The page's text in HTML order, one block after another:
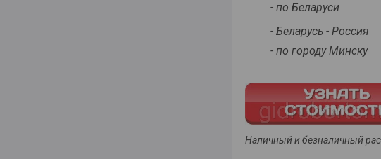
- по Беларуси
- Беларусь - Россия
- по городу Минску
Наличный и безналичный